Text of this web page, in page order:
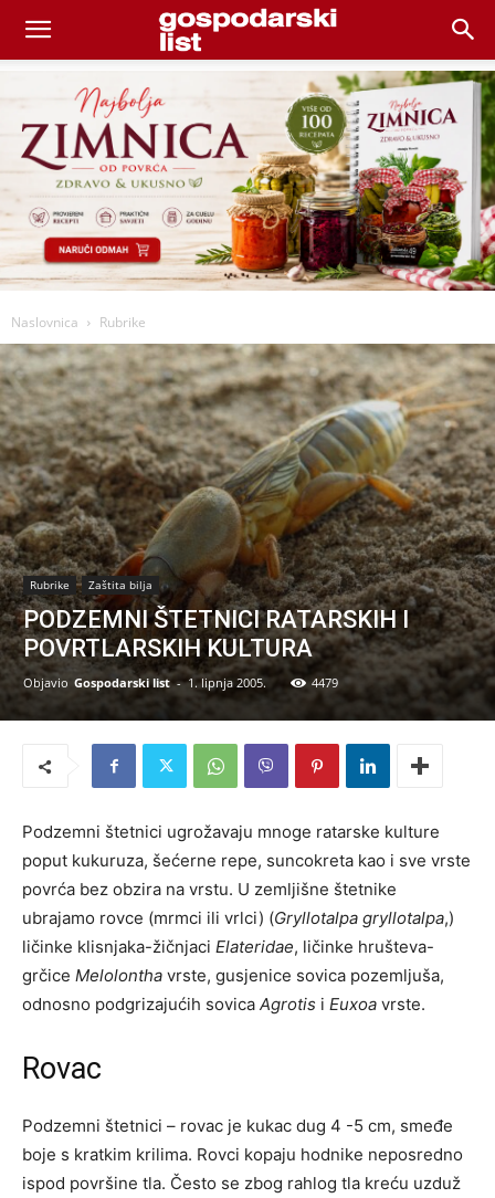
Naslovnica Rubrike
Rubrike Zaštita bilja
PODZEMNI ŠTETNICI RATARSKIH I
POVRTLARSKIH KULTURA
Objavio Gospodarski list - 1. lipnja 2005. 4479
Podzemni štetnici ugrožavaju mnoge ratarske kulture
poput kukuruza, šećerne repe, suncokreta kao i sve vrste
povrća bez obzira na vrstu. U zemljišne štetnike
ubrajamo rovce (mrmci ili vrlci) (Gryllotalpa gryllotalpa,)
ličinke klisnjaka-žičnjaci Elateridae, ličinke hrušteva-
grčice Melolontha vrste, gusjenice sovica pozemljuša,
odnosno podgrizajućih sovica Agrotis i Euxoa vrste.
Rovac
Podzemni štetnici – rovac je kukac dug 4 -5 cm, smeđe
boje s kratkim krilima. Rovci kopaju hodnike neposredno
ispod površine tla. Često se zbog rahlog tla kreću uzduž